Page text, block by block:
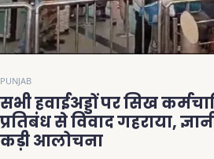
PUNJAB
सभी हवाईअड्डों पर सिख
प्रतिबंध से विवाद गहराया,
कड़ी आलोचना